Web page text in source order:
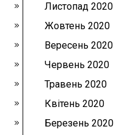
Листопад 2020
Жовтень 2020
Вересень 2020
Червень 2020
Травень 2020
Квітень 2020
Березень 2020